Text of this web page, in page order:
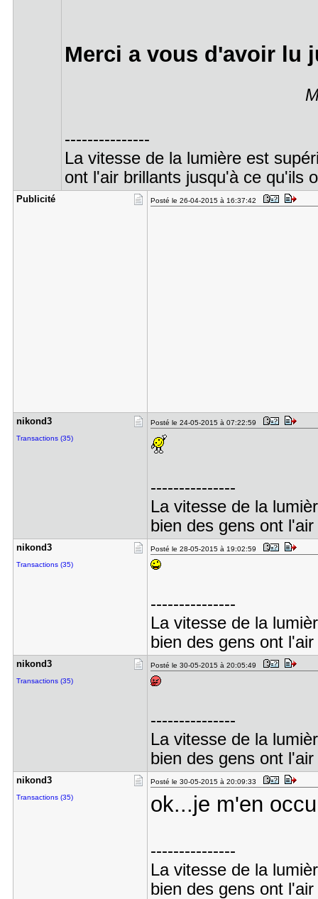
Merci a vous d'avoir lu
---------------
La vitesse de la lumière est
ont l'air brillants jusqu'à ce qu'ils
Publicité Posté le 26-04-2015 à 16:37:42
nikond3
Transactions (35)
Posté le 24-05-2015 à 07:22:59
---------------
La vitesse de la
bien des gens ont
nikond3
Transactions (35)
Posté le 28-05-2015 à 19:02:59
---------------
La vitesse de la
bien des gens ont
nikond3
Transactions (35)
Posté le 30-05-2015 à 20:05:49
---------------
La vitesse de la
bien des gens ont
nikond3
Transactions (35)
Posté le 30-05-2015 à 20:09:33
ok...je m'en
---------------
La vitesse de la
bien des gens ont